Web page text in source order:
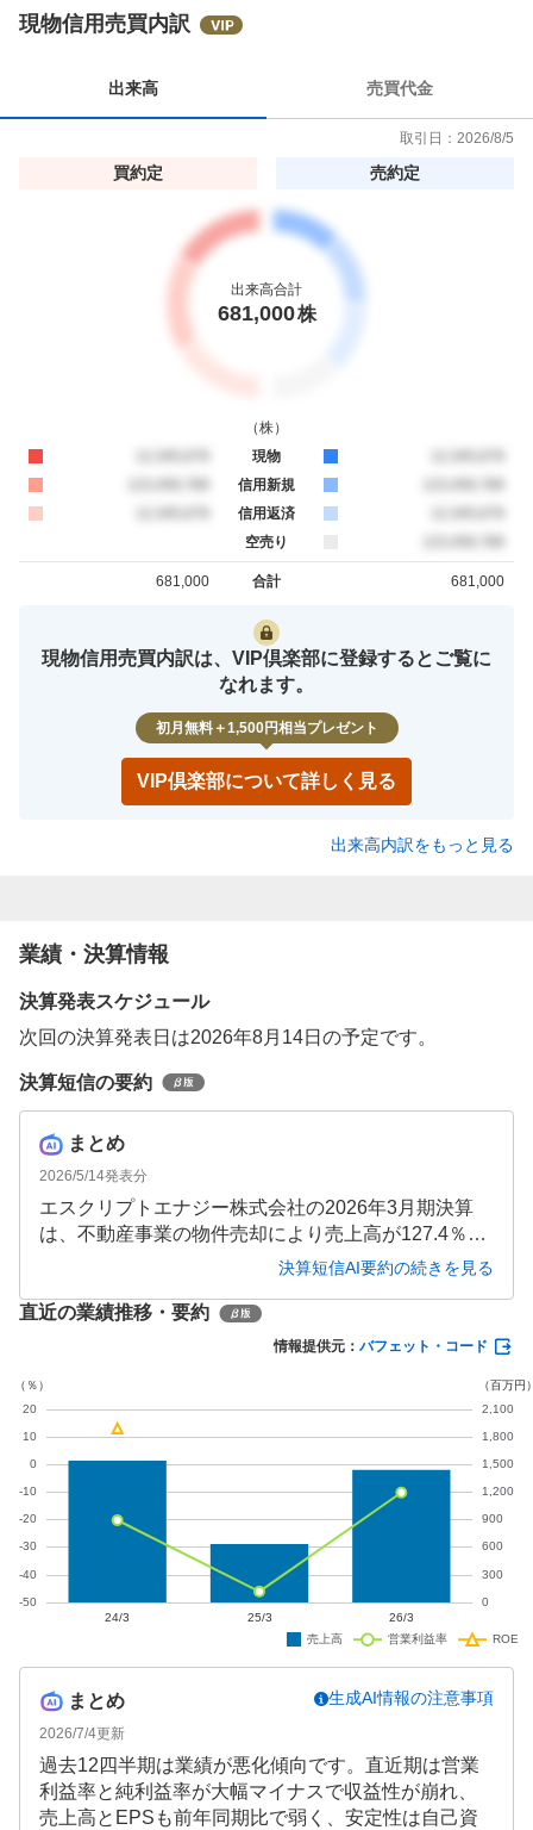
4
1
現物信用売買内訳
出来高 売買代金
取引日： 2026/8/5
買約定 売約定
出来高合計
681,000株
（株）
現物
信用新規
信用返済
空売り
合計
681,000 681,000
現物信用売買内訳は、VIP倶楽部に登録するとご覧に
なれます。
初月無料＋1,500円相当プレゼント
VIP倶楽部について詳しく見る
出来高内訳をもっと見る
業績・決算情報
決算発表スケジュール
次回の決算発表日は2026年8月14日の予定です。
決算短信の要約
まとめ
2026/5/14発表分
エスクリプトエナジー株式会社の2026年3月期決算
は、不動産事業の物件売却により売上高が127.4％増
の14億4,100万円となりました。しかし、暗号資産評
億2,900万円と大幅な損失を計上。資産は暗号資産の
増加により88.6％増の56億6,800万円となりました。
決算短信AI要約の続きを見る
直近の業績推移・要約
情報提供元： バフェット・コード
まとめ
2026/7/4更新
生成AI情報の注意事項
過去12四半期は業績が悪化傾向です。直近期は営業
利益率と純利益率が大幅マイナスで収益性が崩れ、
売上高とEPSも前年同期比で弱く、安定性は自己資